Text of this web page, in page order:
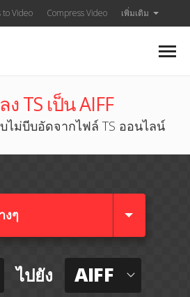
Video Compress Video เพิ่มเติม
TS เป็น AIFF
ไม่บีบอัดจากไฟล์ TS ออนไลน์
งๆ​
ไปยัง AIFF